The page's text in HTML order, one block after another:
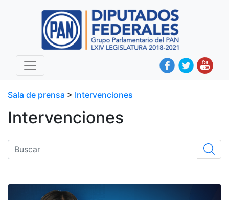
Sala de prensa > Intervenciones
Intervenciones